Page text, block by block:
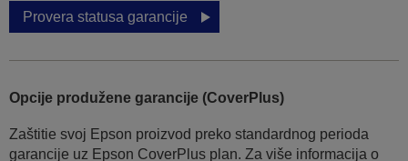
Provera statusa garancije
Opcije produžene garancije (CoverPlus)
Zaštitie svoj Epson proizvod preko standardnog perioda
garancije uz Epson CoverPlus plan. Za više informacija o